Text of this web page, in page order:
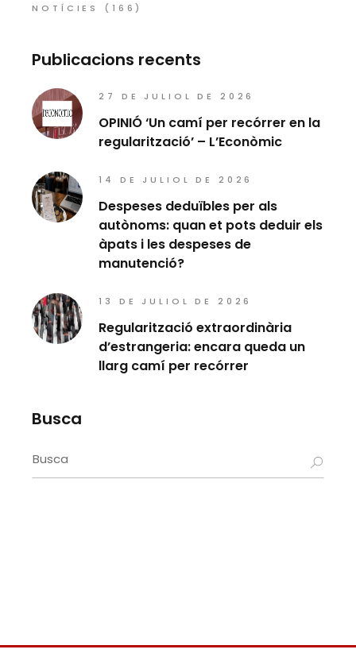
NOTÍCIES
(166)
Publicacions recents
27 DE JULIOL DE 2026
OPINIÓ ‘Un camí per recórrer en la
regularització’ – L’Econòmic
14 DE JULIOL DE 2026
Despeses deduïbles per als
autònoms: quan et pots deduir els
àpats i les despeses de
manutenció?
13 DE JULIOL DE 2026
Regularització extraordinària
d’estrangeria: encara queda un
llarg camí per recórrer
Busca
Search
for: